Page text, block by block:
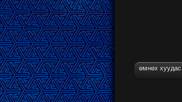
өмнөх хуудас